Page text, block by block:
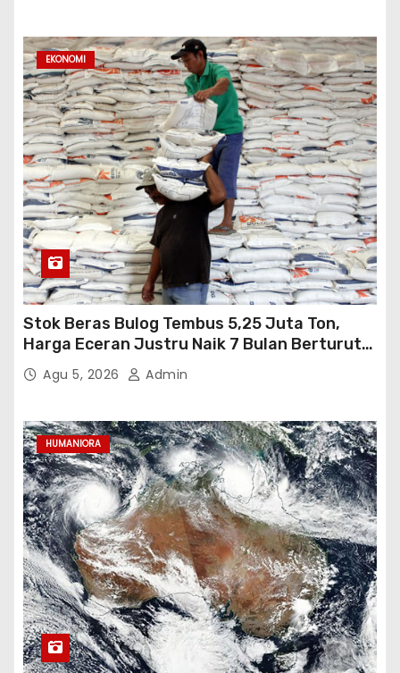
EKONOMI
Stok Beras Bulog Tembus 5,25 Juta Ton,
Harga Eceran Justru Naik 7 Bulan Berturut-
TurutAgu 5, 2026 Admin
HUMANIORA